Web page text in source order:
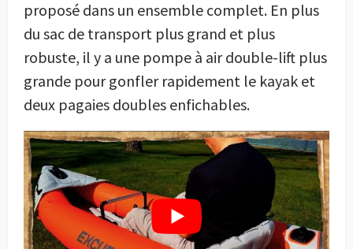
proposé dans un ensemble complet. En plus
du sac de transport plus grand et plus
robuste, il y a une pompe à air double-lift plus
grande pour gonfler rapidement le kayak et
deux pagaies doubles enfichables.